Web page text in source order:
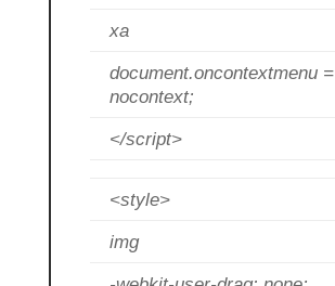
xa
document.oncontextmenu =
nocontext;
</script>
<style>
img